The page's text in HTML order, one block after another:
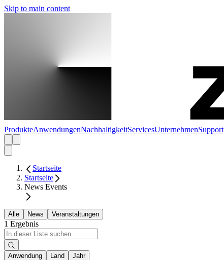
Skip to main content
ProdukteAnwendungenNachhaltigkeitServicesUnternehmenSupport
Startseite
Startseite
News Events
Alle News Veranstaltungen
1 Ergebnis
Anwendung Land Jahr